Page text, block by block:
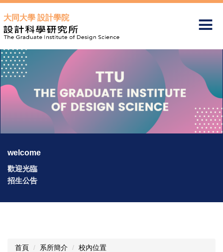
到
主
要
內
容
區
大同大學 設計學院
welcome
歡迎光臨
招生公告
首頁 系所簡介 校內位置